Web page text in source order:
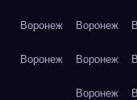
Воронеж Воронеж
Воронеж Воронеж
Воронеж